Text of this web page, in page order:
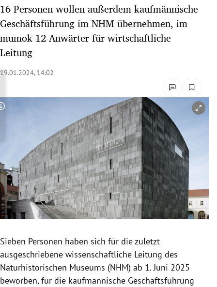
Untermenü
Untermenü
Untermenü
Untermenü
Untermenü
16 Personen wollen außerdem kaufmännische
Geschäftsführung im NHM übernehmen, im
mumok 12 Anwärter für wirtschaftliche
Leitung
19.01.2024, 14:02
Copyright-Hinweis öffnen/schließen
Sieben Personen haben sich für die zuletzt
ausgeschriebene wissenschaftliche Leitung des
Naturhistorischen Museums (NHM) ab 1. Juni 2025
beworben, für die kaufmännische Geschäftsführung